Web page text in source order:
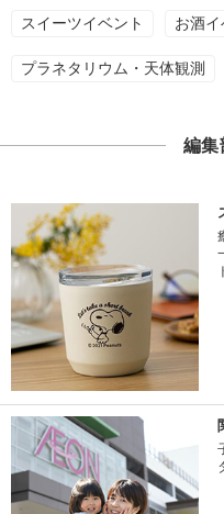
スイーツイベント お酒イ
プラネタリウム・天体観測
編集